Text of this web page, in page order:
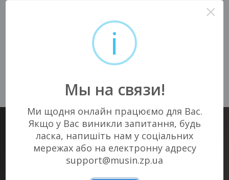
К сожалению, нет актуальных
событий в Вашем городе :(
БИЛЕТНЫЙ СЕРВИС #1 В ЗАПОРОЖЬЕ
БИЛЕТЫ НА ВСЕ МЕРОПРИЯТИЯ ГОРОДА У НАС!
i
Мы на связи!
×
Ми щодня онлайн працюємо для Вас.
Якщо у Вас виникли запитання, будь
ласка, напишіть нам у соціальних
мережах або на електронну адресу
support@musin.zp.ua